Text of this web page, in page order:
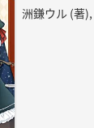
洲鎌ウル (著